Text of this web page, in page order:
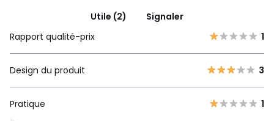
Utile (2)
Signaler
Rapport qualité-prix
1
Design du produit 3
Pratique 1